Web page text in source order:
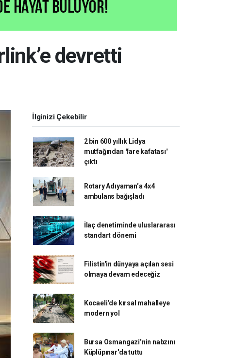
devretti
İlginizi Çekebilir
2 bin 600 yıllık Lidya
mutfağından 'fare kafatası'
çıktı
Rotary Adıyaman’a 4x4
ambulans bağışladı
İlaç denetiminde uluslararası
standart dönemi
Filistin'in dünyaya açılan sesi
olmaya devam edeceğiz
Kocaeli'de kırsal mahalleye
modern yol
Bursa Osmangazi’nin nabzını
Küplüpınar'da tuttu